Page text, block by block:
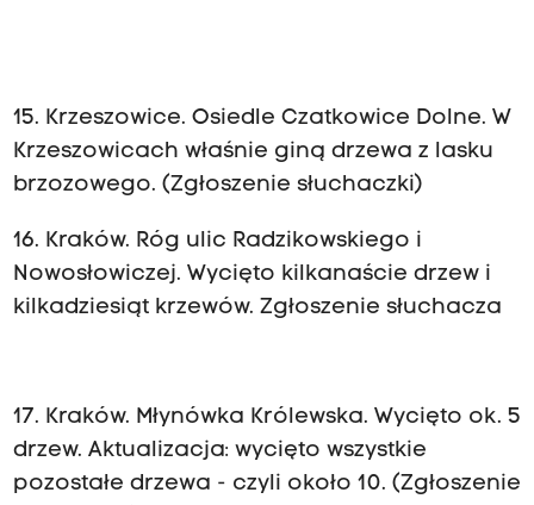
15. Krzeszowice. Osiedle Czatkowice Dolne. W
Krzeszowicach właśnie giną drzewa z lasku
brzozowego. (Zgłoszenie słuchaczki)
16. Kraków. Róg ulic Radzikowskiego i
Nowosłowiczej. Wycięto kilkanaście drzew i
kilkadziesiąt krzewów. Zgłoszenie słuchacza
17. Kraków. Młynówka Królewska. Wycięto ok. 5
drzew. Aktualizacja: wycięto wszystkie
pozostałe drzewa - czyli około 10. (Zgłoszenie